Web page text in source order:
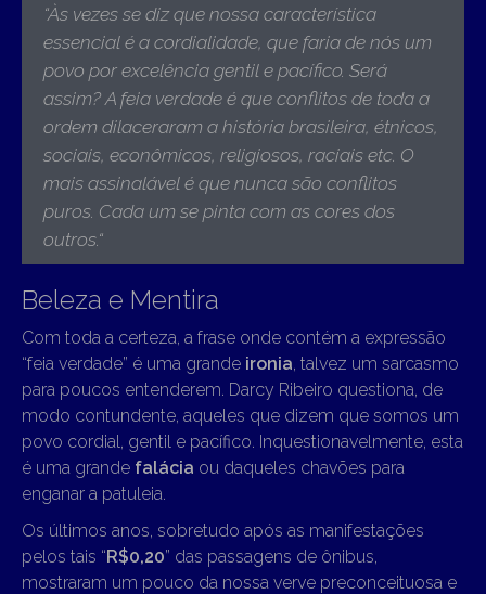
“Às vezes se diz que nossa característica
essencial é a cordialidade, que faria de nós um
povo por excelência gentil e pacífico. Será
assim? A feia verdade é que conflitos de toda a
ordem dilaceraram a história brasileira, étnicos,
sociais, econômicos, religiosos, raciais etc. O
mais assinalável é que nunca são conflitos
puros. Cada um se pinta com as cores dos
outros.“
Beleza e Mentira
Com toda a certeza, a frase onde contém a expressão
“feia verdade” é uma grande ironia , talvez um sarcasmo
para poucos entenderem. Darcy Ribeiro questiona, de
modo contundente, aqueles que dizem que somos um
povo cordial, gentil e pacífico. Inquestionavelmente, esta
é uma grande falácia ou daqueles chavões para
enganar a patuleia.
Os últimos anos, sobretudo após as manifestações
pelos tais “R$0,20” das passagens de ônibus,
mostraram um pouco da nossa verve preconceituosa e